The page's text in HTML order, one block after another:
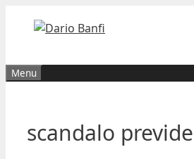
Menu
scandalo